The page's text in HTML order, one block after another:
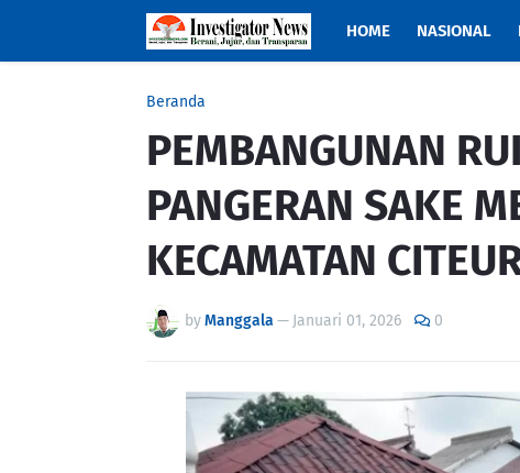
HOME NASIONAL
Beranda
PEMBANGUNAN
PANGERAN SAKE
KECAMATAN
byManggala — Januari 01, 2026 0